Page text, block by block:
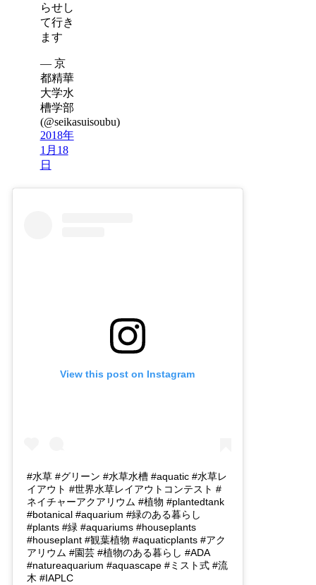
らせし
て行き
ます
— 京
都精華
大学水
槽学部
(@seikasuisoubu)
2018年
1月18
日
View this post on Instagram
#水草 #グリーン #水草水槽 #aquatic #水草レ
イアウト #世界水草レイアウトコンテスト #
ネイチャーアクアリウム #植物 #plantedtank
#botanical #aquarium #緑のある暮らし
#plants #緑 #aquariums #houseplants
#houseplant #観葉植物 #aquaticplants #アク
アリウム #園芸 #植物のある暮らし #ADA
#natureaquarium #aquascape #ミスト式 #流
木 #IAPLC